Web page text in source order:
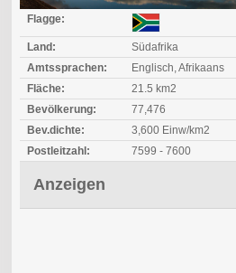
Flagge:
Land:
Südafrika
Amtssprachen:
Englisch, Afrikaans
Fläche:
21.5 km2
Bevölkerung:
77,476
Bev.dichte:
3,600 Einw/km2
Postleitzahl:
7599 - 7600
Anzeigen